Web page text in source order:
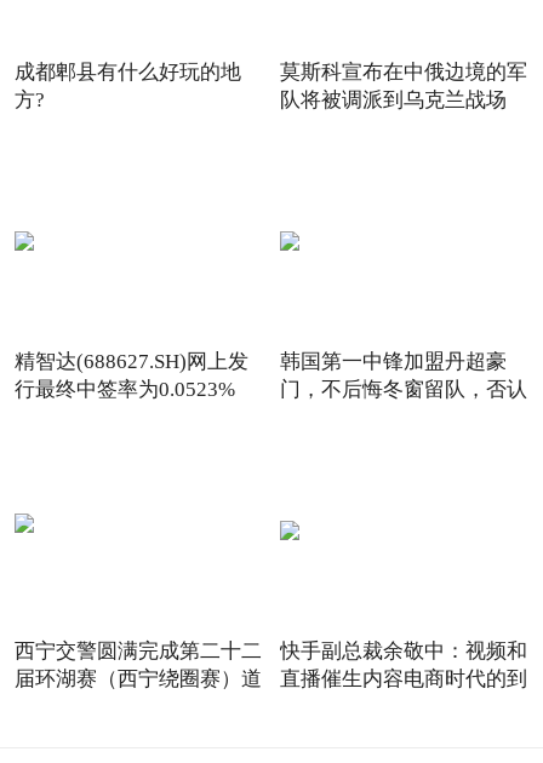
成都郫县有什么好玩的地
方?
莫斯科宣布在中俄边境的军
队将被调派到乌克兰战场
精智达(688627.SH)网上发
行最终中签率为0.0523%
韩国第一中锋加盟丹超豪
门，不后悔冬窗留队，否认
西宁交警圆满完成第二十二
届环湖赛（西宁绕圈赛）道
快手副总裁余敬中：视频和
直播催生内容电商时代的到